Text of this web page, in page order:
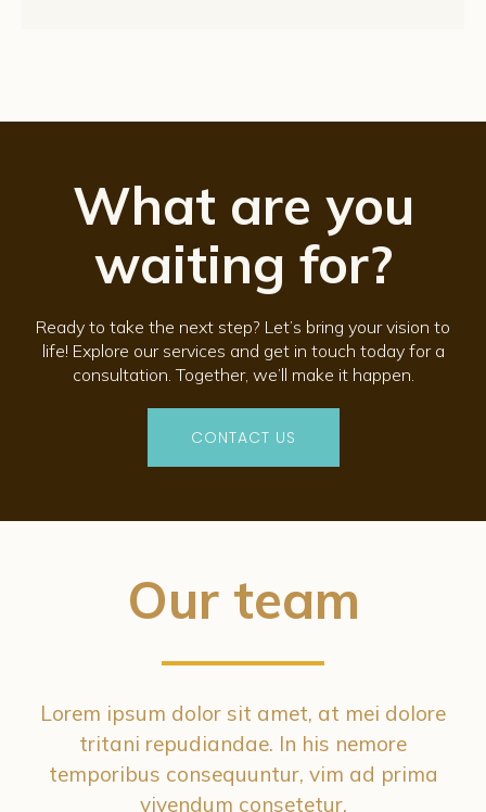
What are you
waiting for?
Ready to take the next step? Let’s bring your vision to
life! Explore our services and get in touch today for a
consultation. Together, we’ll make it happen.
CONTACT US
Our team
Lorem ipsum dolor sit amet, at mei dolore
tritani repudiandae. In his nemore
temporibus consequuntur, vim ad prima
vivendum consetetur.